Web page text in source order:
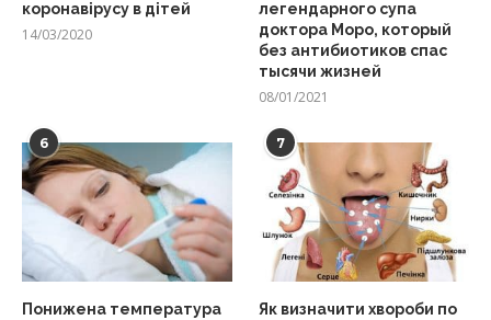
коронавірусу в дітей
14/03/2020
легендарного супа
доктора Моро, который
без антибиотиков спас
тысячи жизней
08/01/2021
6
Понижена температура
7
Як визначити хвороби по